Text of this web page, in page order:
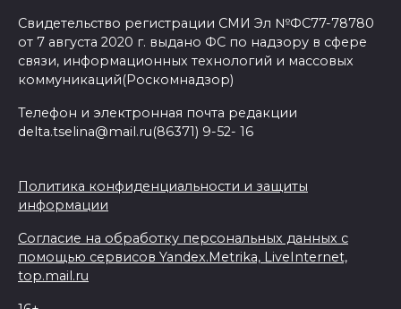
Свидетельство регистрации СМИ Эл №ФС77-78780
от 7 августа 2020 г. выдано ФС по надзору в сфере
связи, информационных технологий и массовых
коммуникаций(Роскомнадзор)
Телефон и электронная почта редакции
delta.tselina@mail.ru(86371) 9-52- 16
Политика конфиденциальности и защиты
информации
Согласие на обработку персональных данных с
помощью сервисов Yandex.Metrika, LiveInternet,
top.mail.ru